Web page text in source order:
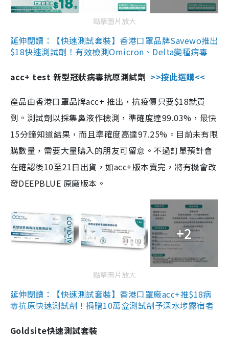
點擊圖片放大
延伸閱讀：【快速測試套裝】香港口罩品牌Savewo推出
$18快速測試劑！有效檢測Omicron、Delta變種病毒
acc+ test 新型冠狀病毒抗原測試劑 >>按此選購<<
產品由香港口罩品牌acc+ 推出，抗疫價只要$18就買
到。測試劑以採集鼻液作檢測，準確度達99.03%，最快
15分鐘知道結果，而且準確度高達97.25%。目前未有限
購數量，需要大量購入的朋友可留意。不過訂單預計會
在確認後10至21日出貨，如acc+版本賣完，將有機會改
發DEEPBLUE 原廠版本。
+2
點擊圖片放大
延伸閱讀：【快速測試套裝】香港口罩廠acc+推$18病
毒抗原快速測試劑！捐贈10萬盒測試劑予深水埗露宿者
Goldsite快速測試套裝